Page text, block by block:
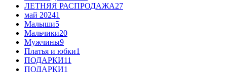
ЛЕТНЯЯ РАСПРОДАЖА27
май 20241
Малыши5
Мальчики20
Мужчины9
Платья и юбки1
ПОДАРКИ11
ПОДАРКИ1